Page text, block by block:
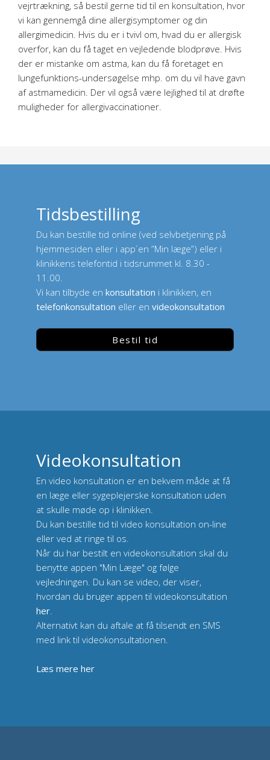
vejrtrækning, så bestil gerne tid til en konsultation, hvor
vi kan gennemgå dine allergisymptomer og din
allergimedicin. Hvis du er i tvivl om, hvad du er allergisk
overfor, kan du få taget en vejledende blodprøve. Hvis
der er mistanke om astma, kan du få foretaget en
lungefunktions-undersøgelse mhp. om du vil have gavn
af astmamedicin. Der vil også være lejlighed til at drøfte
muligheder for allergivaccinationer.
Tidsbestilling
Du kan bestille tid online (ved selvbetjening på
hjemmesiden eller i app´en ”Min læge”) eller i
klinikkens telefontid i tidsrummet kl. 8.30 -
11.00.
Vi kan tilbyde en konsultation i klinikken, en
telefonkonsultation eller en videokonsultation
Bestil tid
Videokonsultation
En video konsultation er en bekvem måde at få
en læge eller sygeplejerske konsultation uden
at skulle møde op i klinikken.
Du kan bestille tid til video konsultation on-line
eller ved at ringe til os.
Når du har bestilt en videokonsultation skal du
benytte appen "Min Læge" og følge
vejledningen. Du kan se video, der viser,
hvordan du bruger appen til videokonsultation
her
Alternativt kan du aftale at få tilsendt en SMS
med link til videokonsultationen.
Læs mere her